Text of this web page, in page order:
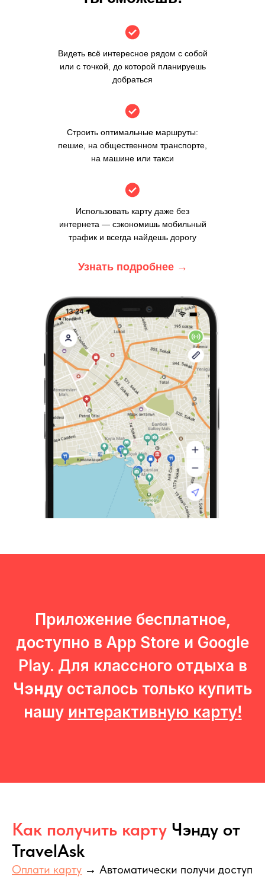
Узнать подробнее →
Видеть всё интересное рядом с собой
или с точкой, до которой планируешь
добраться
Строить оптимальные маршруты:
пешие, на общественном транспорте,
на машине или такси
Использовать карту даже без
интернета — сэкономишь мобильный
трафик и всегда найдешь дорогу
Приложение бесплатное,
доступно в App Store и Google
Play. Для классного отдыха в
Чэнду осталось только купить
нашу интерактивную карту!
Как получить карту Чэнду от
TravelAsk
Оплати карту → Автоматически получи доступ